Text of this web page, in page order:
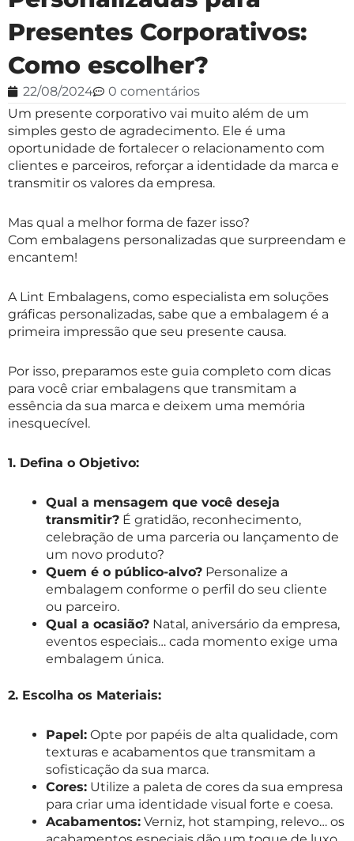
Presentes Corporativos:
Como escolher?
22/08/2024
0 comentários
Um presente corporativo vai muito além de um
simples gesto de agradecimento. Ele é uma
oportunidade de fortalecer o relacionamento com
clientes e parceiros, reforçar a identidade da marca e
transmitir os valores da empresa.
Mas qual a melhor forma de fazer isso?
Com embalagens personalizadas que surpreendam e
encantem!
A Lint Embalagens, como especialista em soluções
gráficas personalizadas, sabe que a embalagem é a
primeira impressão que seu presente causa.
Por isso, preparamos este guia completo com dicas
para você criar embalagens que transmitam a
essência da sua marca e deixem uma memória
inesquecível.
1. Defina o Objetivo:
Qual a mensagem que você deseja
transmitir? É gratidão, reconhecimento,
celebração de uma parceria ou lançamento de
um novo produto?
Quem é o público-alvo? Personalize a
embalagem conforme o perfil do seu cliente
ou parceiro.
Qual a ocasião? Natal, aniversário da empresa,
eventos especiais… cada momento exige uma
embalagem única.
2. Escolha os Materiais:
Papel: Opte por papéis de alta qualidade, com
texturas e acabamentos que transmitam a
sofisticação da sua marca.
Cores: Utilize a paleta de cores da sua empresa
para criar uma identidade visual forte e coesa.
Acabamentos: Verniz, hot stamping, relevo… os